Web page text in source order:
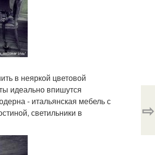
в неяркой цветовой
идеально впишутся
- итальянская мебель с
светильники в
⇨